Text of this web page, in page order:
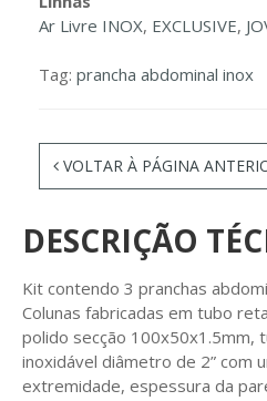
Ar Livre INOX, EXCLUSIVE,
Tag: prancha abdominal inox
VOLTAR À PÁGINA
DESCRIÇÃO
Kit contendo 3 pranchas
Colunas fabricadas em tubo
polido secção 100x50x1.5mm,
inoxidável diâmetro de 2” com
extremidade, espessura da